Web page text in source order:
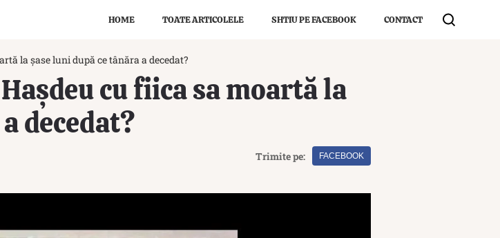
HOME TOATE ARTICOLELE SHTIU PE FACEBOOK CONTACT
la șase luni după ce tânăra a decedat?
cu fiica sa moartă la
decedat?
Trimite pe: FACEBOOK